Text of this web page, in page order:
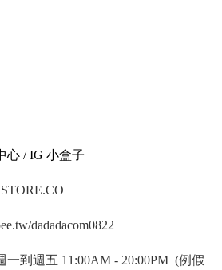
心 / IG 小盒子
dadadacom0822
一到週五 11:00AM - 20:00PM (例假